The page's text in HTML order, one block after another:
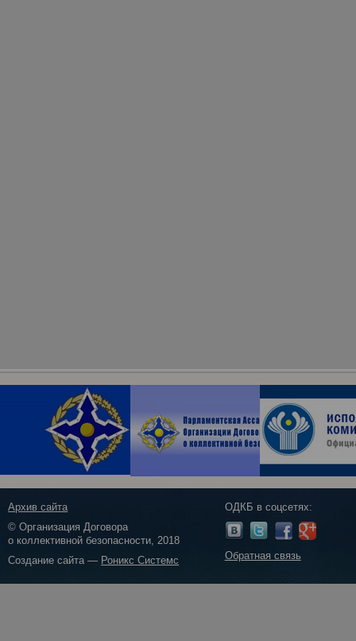
Архив сайта
© Организация Договора
о коллективной безопасности, 2018
Создание сайта — Роникс Системс
ОДКБ в соцсетях:
Обратная связь